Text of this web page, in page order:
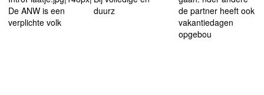
De ANW is een
verplichte volk
duurz
de partner heeft ook
vakantiedagen
opgebou